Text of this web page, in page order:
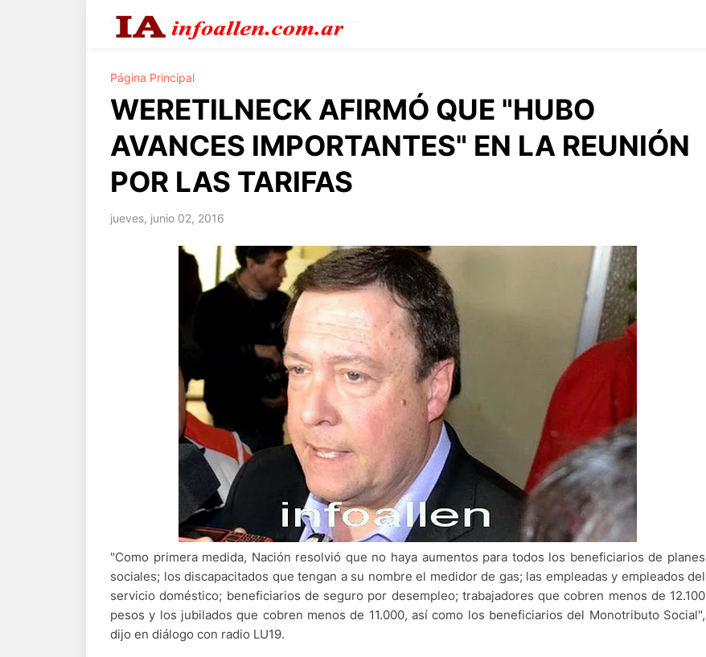
Página Principal
WERETILNECK AFIRMÓ QUE "HUBO
AVANCES IMPORTANTES" EN LA REUNIÓN
POR LAS TARIFAS
jueves, junio 02, 2016
"Como primera medida, Nación resolvió que no haya aumentos para todos los beneficiarios de planes
sociales; los discapacitados que tengan a su nombre el medidor de gas; las empleadas y empleados del
servicio doméstico; beneficiarios de seguro por desempleo; trabajadores que cobren menos de 12.100
pesos y los jubilados que cobren menos de 11.000, así como los beneficiarios del Monotributo Social",
dijo en diálogo con radio LU19.